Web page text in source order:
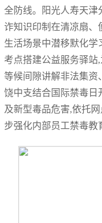
全防线。阳光人寿天津
诈知识印制在清凉扇、
生活场景中潜移默化学
考点搭建公益服务驿站
等候间隙讲解非法集资
饶中支结合国际禁毒日
及新型毒品危害,依托
步强化内部员工禁毒教